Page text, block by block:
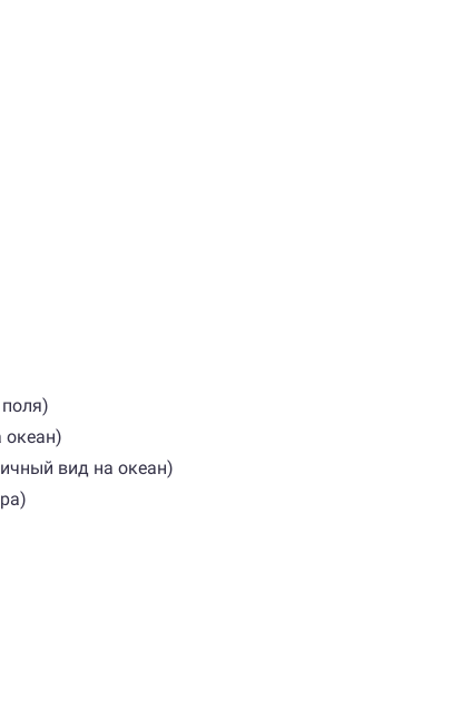
океан)
вид на океан)